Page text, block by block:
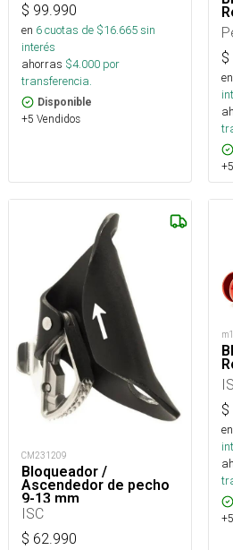
$ 99.990
en 6cuotas de $16.665sin
interés
ahorras $4.000 por
transferencia.
Disponible
+5 Vendidos
$
en
CM231209
Bloqueador /
Ascendedor de pecho
9-13 mm
ISC
$ 62.990
$
en